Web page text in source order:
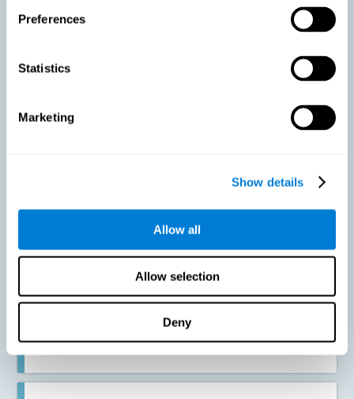
Preferences
Statistics
Marketing
Show details
Allow all
Allow selection
Deny
actividades. Con esto en mente, CogniFit ha diseñado un entrenamiento
que busca conseguir:
Favorecer un envejecimiento activo en personas sanas,
manteniendo las capacidades cognitivas. Mantener la
actividad cognitiva es una de las recomendaciones claves para
adecuado, llevar una dieta variada y saludable, socializar y
dormir apropiadamente.
Prevenir en la medida de lo posible un deterioro cognitivo o
alteraciones cognitivas relacionadas con la edad. Aunque el
la disminución de la actividad cognitiva puede favorecer la
Fortalecer el estado cognitivo de las personas que estén
comenzando a sufrir alguna patología cognitiva. Las
Alzheimer, no tienen cura. No obstante, un adecuado